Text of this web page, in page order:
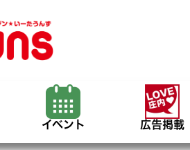
イベント 広告掲載